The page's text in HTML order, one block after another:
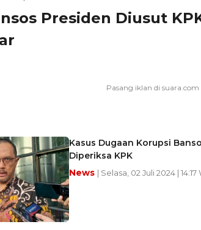
Presiden Diusut
Kasus Dugaan Korupsi
Diperiksa KPK
News | Selasa, 02 Juli 2024 | 14:17